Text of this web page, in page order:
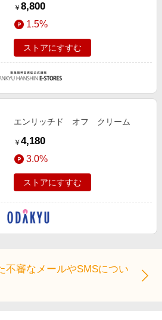
￥ 8,800
1.5%
ストアにすすむ
エンリッチド オフ クリーム
￥ 4,180
3.0%
ストアにすすむ
不審なメールやSMSについ